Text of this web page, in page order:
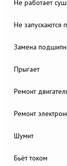
Не работает
Не запускаются
Замена
Прыгает
Ремонт
Ремонт
Шумит
Бьёт током